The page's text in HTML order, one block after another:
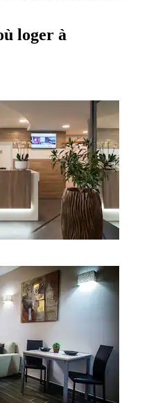
loger à